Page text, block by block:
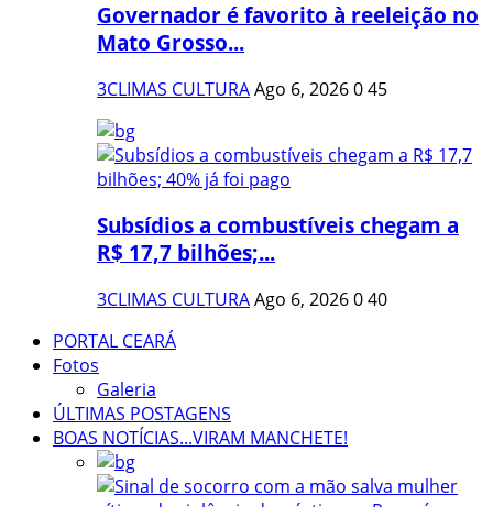
Governador é favorito à reeleição no
Mato Grosso...
3CLIMAS CULTURAAgo 6, 2026045
Subsídios a combustíveis chegam a
R$ 17,7 bilhões;...
3CLIMAS CULTURAAgo 6, 2026040
PORTAL CEARÁ
Fotos
Galeria
ÚLTIMAS POSTAGENS
BOAS NOTÍCIAS...VIRAM MANCHETE!